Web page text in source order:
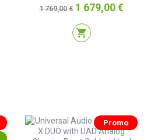
Preço
normal
1 769,00 € Preço
1 679,00 €
shopping_cart
Promo